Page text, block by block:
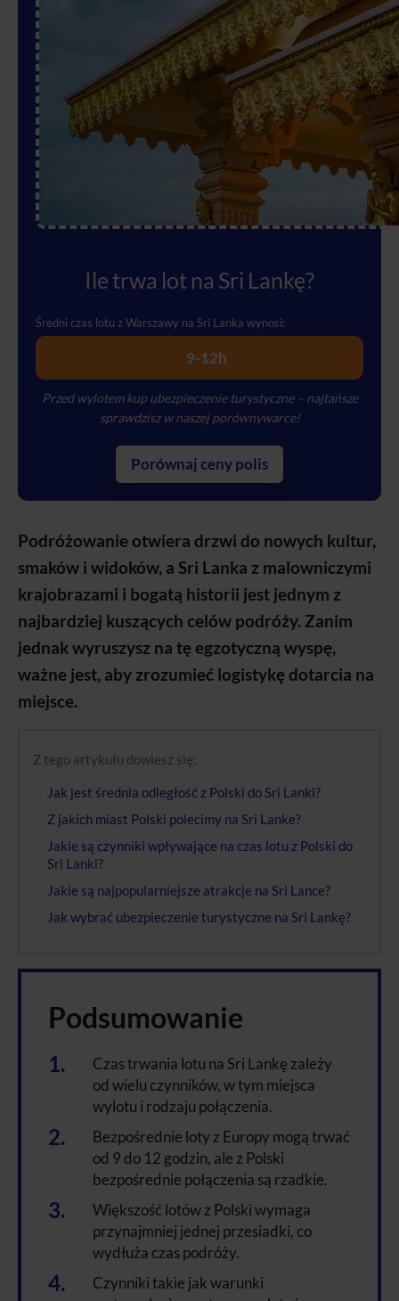
Ile trwa lot na Sri Lankę?
Średni czas lotu z Warszawy na Sri Lanka wynosi:
9-12h
Przed wylotem kup ubezpieczenie turystyczne– najtańsze
sprawdzisz w naszej porównywarce!
Porównaj ceny polis
Podróżowanie otwiera drzwi do nowych kultur,
smaków i widoków, a Sri Lanka z malowniczymi
krajobrazami i bogatą historii jest jednym z
najbardziej kuszących celów podróży. Zanim
jednak wyruszysz na tę egzotyczną wyspę,
ważne jest, aby zrozumieć logistykę dotarcia na
miejsce.
Podsumowanie
Czas trwania lotu na Sri Lankę zależy
od wielu czynników, w tym miejsca
wylotu i rodzaju połączenia.
Bezpośrednie loty z Europy mogą trwać
od 9 do 12 godzin, ale z Polski
bezpośrednie połączenia są rzadkie.
Większość lotów z Polski wymaga
przynajmniej jednej przesiadki, co
wydłuża czas podróży.
Czynniki takie jak warunki
Z tego artykułu dowiesz się:
Jak jest średnia odległość z Polski do Sri Lanki?
Z jakich miast Polski polecimy na Sri Lanke?
Jakie są czynniki wpływające na czas lotu z Polski do
Sri Lanki?
Jakie są najpopularniejsze atrakcje na Sri Lance?
Jak wybrać ubezpieczenie turystyczne na Sri Lankę?